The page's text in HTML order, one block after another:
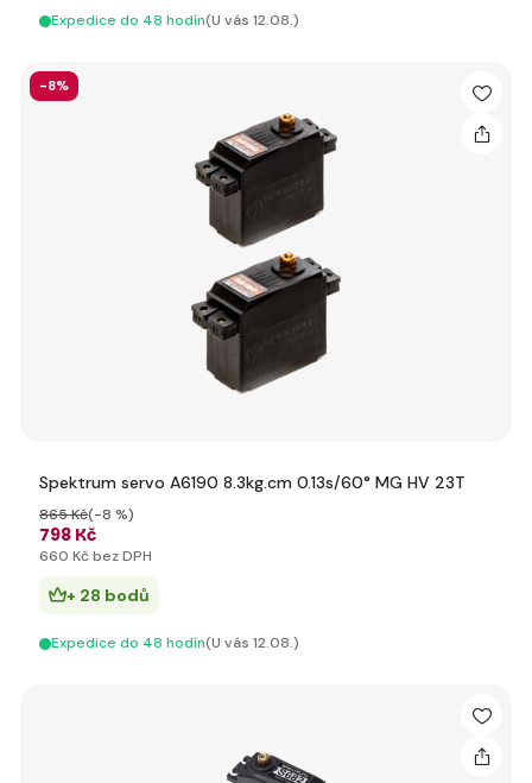
Expedice do 48 hodín(U vás 12.08.)
-8%
Spektrum servo A6190 8.3kg.cm 0.13s/60° MG HV 23T
798 Kč
865 Kč(-8 %)
660 Kč bez DPH
+ 28 bodů
Expedice do 48 hodín(U vás 12.08.)